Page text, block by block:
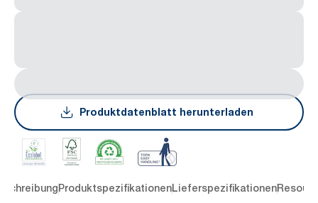
Produktdatenblatt herunterladen
ProduktspezifikationenLieferspezifikationen